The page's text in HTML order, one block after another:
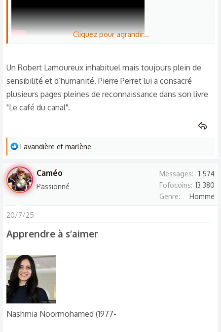
Cliquez pour agrandir...
Un Robert Lamoureux inhabituel mais toujours plein de
sensibilité et d’humanité. Pierre Perret lui a consacré
plusieurs pages pleines de reconnaissance dans son livre
"Le café du canal".
L
s
r
é
c
i
n
s
:
Lavandière et marlène
Caméo
Passionné
Messages
1 574
Fofocoins 13 380
Genre
Homme
20/7/25
Apprendre à s’aimer​
Nashmia Noormohamed (1977-